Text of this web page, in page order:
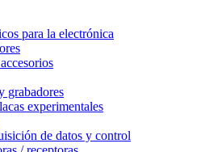
para la electrónica
grabadores
experimentales
de datos y control